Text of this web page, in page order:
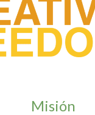
Misión